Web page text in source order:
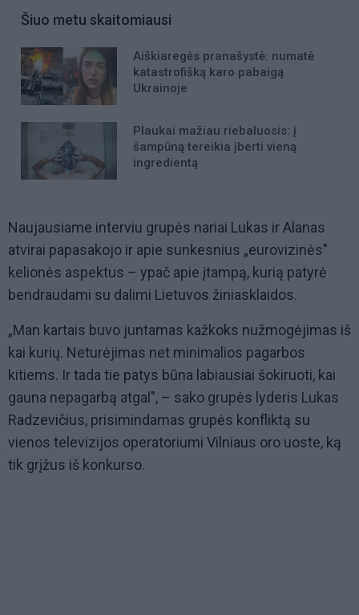
Šiuo metu skaitomiausi
Aiškiaregės pranašystė: numatė
katastrofišką karo pabaigą
Ukrainoje
Plaukai mažiau riebaluosis: į
šampūną tereikia įberti vieną
ingredientą
Naujausiame interviu grupės nariai Lukas ir Alanas
atvirai papasakojo ir apie sunkesnius „eurovizinės"
kelionės aspektus – ypač apie įtampą, kurią patyrė
bendraudami su dalimi Lietuvos žiniasklaidos.
„Man kartais buvo juntamas kažkoks nužmogėjimas iš
kai kurių. Neturėjimas net minimalios pagarbos
kitiems. Ir tada tie patys būna labiausiai šokiruoti, kai
gauna nepagarbą atgal", – sako grupės lyderis Lukas
Radzevičius, prisimindamas grupės konfliktą su
vienos televizijos operatoriumi Vilniaus oro uoste, ką
tik grįžus iš konkurso.